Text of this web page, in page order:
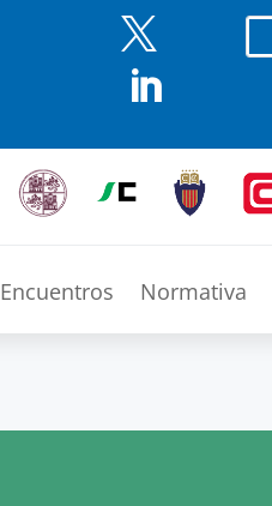


Encuentros Normativa